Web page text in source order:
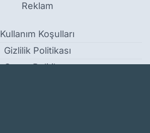
Reklam
Kullanım Koşulları
Gizlilik Politikası
Çerez Politikası